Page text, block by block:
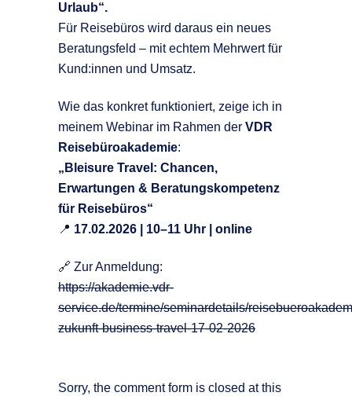
Urlaub“.
Für Reisebüros wird daraus ein neues
Beratungsfeld – mit echtem Mehrwert für
Kund:innen und Umsatz.
Wie das konkret funktioniert, zeige ich in
meinem Webinar im Rahmen der VDR
Reisebüroakademie:
„Bleisure Travel: Chancen,
Erwartungen & Beratungskompetenz
für Reisebüros“
📍 17.02.2026 | 10–11 Uhr | online
🔗 Zur Anmeldung:
https://akademie.vdr-
service.de/termine/seminardetails/
zukunft-business-travel-17-02-2026
Sorry, the comment form is closed at this